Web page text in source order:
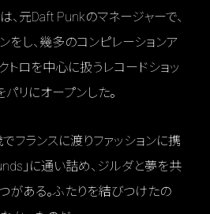
、元Daft Punkのマネージャーで、
をし、幾多のコンピレーションア
トロを中心に扱うレコードショッ
パリにオープンした。
フランスに渡りファッションに携
」に通い詰め、ジルダと夢を共
がある。ふたりを結びつけたの